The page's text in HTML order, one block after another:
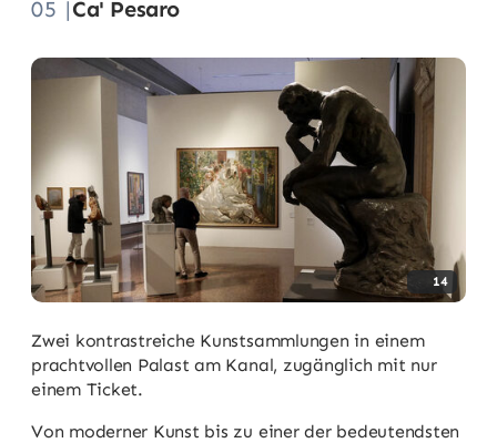
05 |Ca' Pesaro
14
Zwei kontrastreiche Kunstsammlungen in einem
prachtvollen Palast am Kanal, zugänglich mit nur
einem Ticket.
Von moderner Kunst bis zu einer der bedeutendsten